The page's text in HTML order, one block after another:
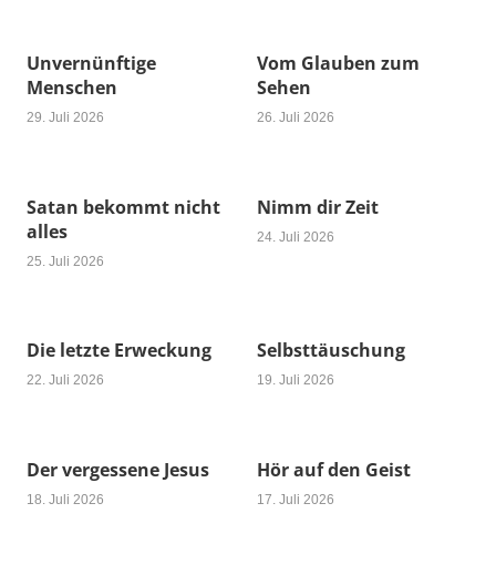
Unvernünftige
Menschen
29. Juli 2026
Vom Glauben zum
Sehen
26. Juli 2026
Satan bekommt nicht
alles
25. Juli 2026
Nimm dir Zeit
24. Juli 2026
Die letzte Erweckung
22. Juli 2026
Selbsttäuschung
19. Juli 2026
Der vergessene Jesus
18. Juli 2026
Hör auf den Geist
17. Juli 2026